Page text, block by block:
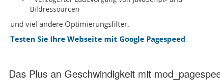
Bildressourcen
und viel andere Optimierungsfilter.
Testen Sie Ihre Webseite mit Google Pagespeed
Das Plus an Geschwindigkeit mit